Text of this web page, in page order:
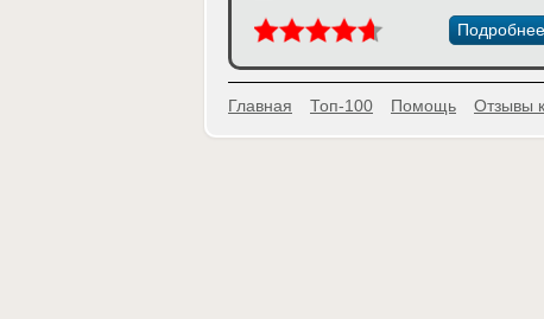
Подробнее
Главная Топ-100 Помощь Отзывы